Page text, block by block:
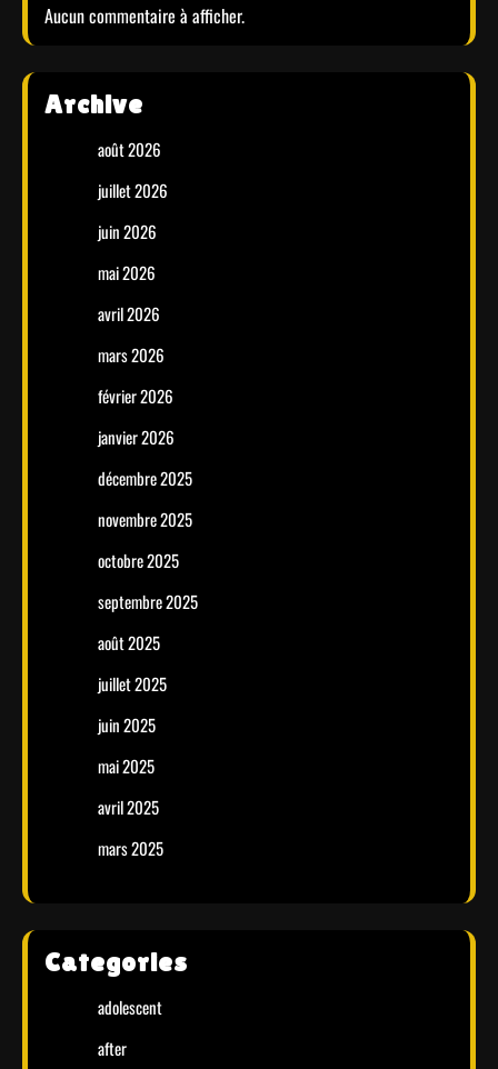
Aucun commentaire à afficher.
Archive
août 2026
juillet 2026
juin 2026
mai 2026
avril 2026
mars 2026
février 2026
janvier 2026
décembre 2025
novembre 2025
octobre 2025
septembre 2025
août 2025
juillet 2025
juin 2025
mai 2025
avril 2025
mars 2025
Categories
adolescent
after